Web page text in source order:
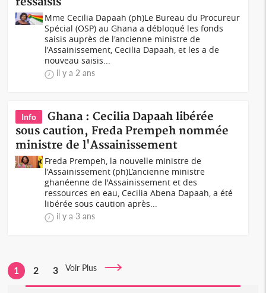
Mme Cecilia Dapaah (ph)Le Bureau du Procureur
Spécial (OSP) au Ghana a débloqué les fonds
saisis auprès de l'ancienne ministre de
l'Assainissement, Cecilia Dapaah, et les a de
nouveau saisis...
il y a 2 ans
Info
Ghana : Cecilia Dapaah libérée
sous caution, Freda Prempeh nommée
ministre de l'Assainissement
Freda Prempeh, la nouvelle ministre de
l'Assainissement (ph)L’ancienne ministre
ghanéenne de l'Assainissement et des
ressources en eau, Cecilia Abena Dapaah, a été
libérée sous caution après...
il y a 3 ans
1 2 3 Voir Plus